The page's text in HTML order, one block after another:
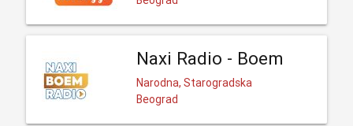
Naxi Radio - Boem
Narodna, Starogradska
Beograd